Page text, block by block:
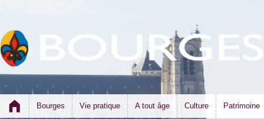
Bourges Vie pratique A tout âge Culture Patrimoine